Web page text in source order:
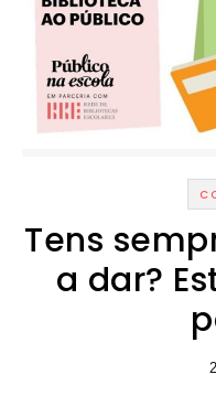
Tens
a dar?